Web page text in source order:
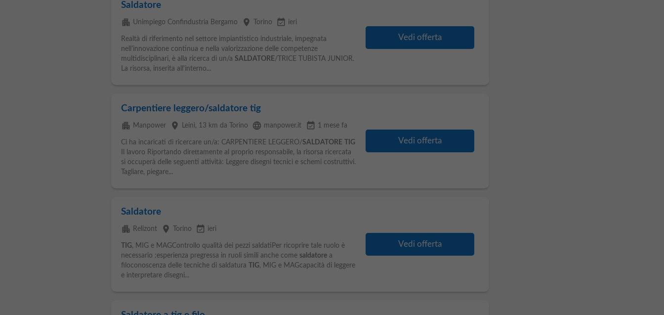
Saldatore
apartment Unimpiego Confindustria Bergamo place Torino event_available ieri
Realtà di riferimento nel settore impiantistico industriale, impegnata
nell'innovazione continua e nella valorizzazione delle competenze
multidisciplinari, è alla ricerca di un/a SALDATORE/TRICE TUBISTA JUNIOR.
La risorsa, inserita all'interno...
Vedi offerta
Carpentiere leggero/saldatore tig
apartment Manpower place Leinì, 13 km da Torino language manpower.it event_available 1 mese fa
Ci ha incaricati di ricercare un/a: CARPENTIERE LEGGERO/SALDATORE
TIG
Il lavoro Riportando direttamente al proprio responsabile, la risorsa ricercata
si occuperà delle seguenti attività: Leggere disegni tecnici e schemi costruttivi.
Tagliare, piegare...
Vedi offerta
Saldatore
apartment Relizont place Torino event_available ieri
TIG, MIG e MAGControllo qualità dei pezzi saldatiPer ricoprire tale ruolo è
necessario :esperienza pregressa in ruoli simili anche come saldatorea
filoconoscenza delle tecniche di saldatura
TIG, MIG e MAGcapacità di leggere
e interpretare disegni...
Vedi offerta